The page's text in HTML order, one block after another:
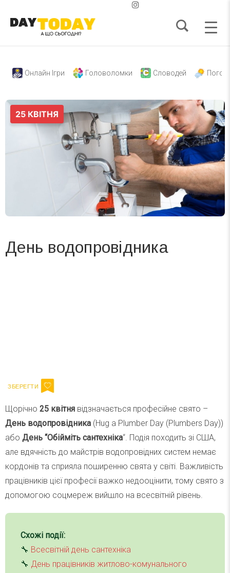
Онлайн Ігри Головоломки Словодей
День водопровідника
Щорічно 25 квітня відзначається професійне свято –
День водопровідника (Hug a Plumber Day (Plumbers Day))
або День “Обійміть сантехніка“. Подія походить зі США,
але вдячність до майстрів водопровідних систем немає
кордонів та сприяла поширенню свята у світі. Важливість
працівників цієї професії важко недооцінити, тому свято з
допомогою соцмереж вийшло на всесвітній рівень.
Схожі події:
🔧 Всесвітній день сантехніка
🔧 День працівників житлово-комунального